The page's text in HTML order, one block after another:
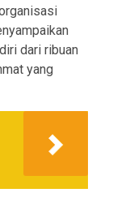
dari ribuan
yang